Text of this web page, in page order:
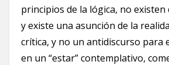
principios de la lógica, no existen
y existe una asunción de la
crítica, y no un antidiscurso para
en un “estar” contemplativo,